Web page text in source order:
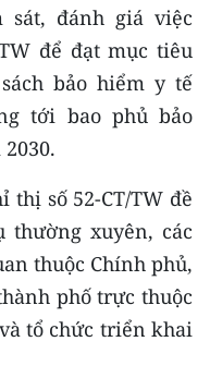
đánh giá việc
để đạt mục tiêu
bảo hiểm y tế
tới bao phủ bảo
thị số 52-CT/TW đề
thường xuyên, các
thuộc Chính phủ,
phố trực thuộc
tổ chức triển khai